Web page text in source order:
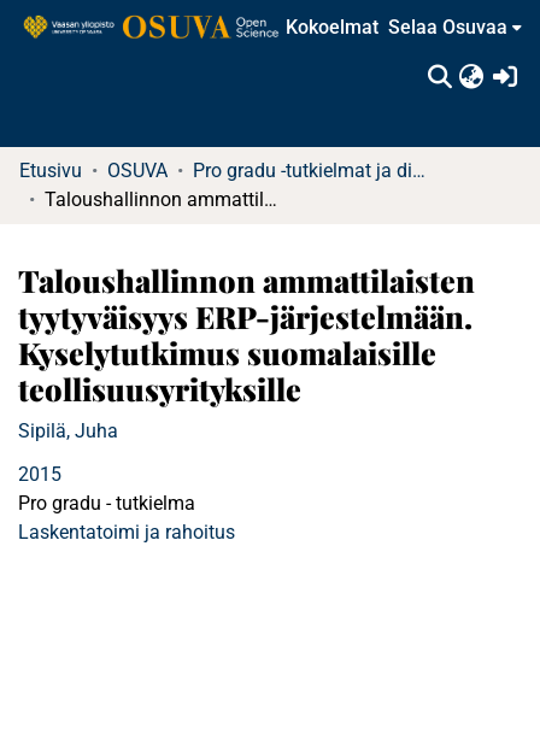
Kokoelmat Selaa Osuvaa
Etusivu OSUVA
Pro gradu -tutkielmat ja diplomityöt
Taloushallinnon ammattilaisten tyytyväisyys ERP-järjestelmään. Kyselytutkimus suomalaisille teollisuusyrityksille
Taloushallinnon ammattilaisten
tyytyväisyys ERP-järjestelmään.
Kyselytutkimus suomalaisille
teollisuusyrityksille
Sipilä, Juha
2015
Pro gradu - tutkielma
Laskentatoimi ja rahoitus